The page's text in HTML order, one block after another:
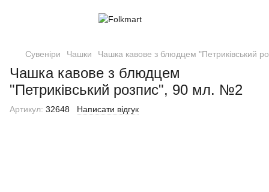
Сувеніри Чашки Чашка кавове з блюдцем "Петриківський
Чашка кавове з блюдцем
"Петриківський розпис", 90 мл. №2
Артикул: 32648 Написати відгук